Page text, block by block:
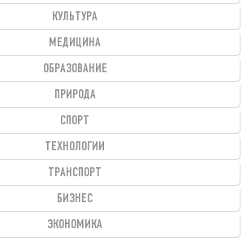
КУЛЬТУРА
МЕДИЦИНА
ОБРАЗОВАНИЕ
ПРИРОДА
СПОРТ
ТЕХНОЛОГИИ
ТРАНСПОРТ
БИЗНЕС
ЭКОНОМИКА